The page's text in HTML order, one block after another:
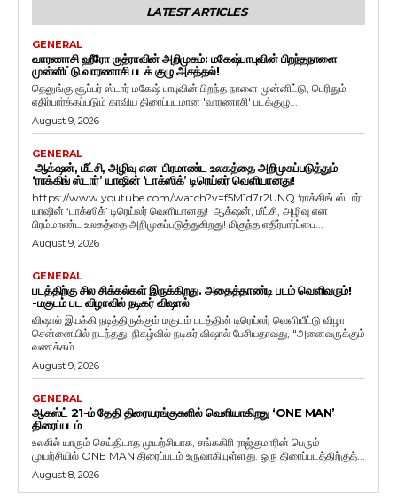
LATEST ARTICLES
GENERAL
வாரணாசி ஹீரோ ருத்ராவின் அறிமுகம்: மகேஷ்பாபுவின் பிறந்தநாளை
முன்னிட்டு வாரணாசி படக் குழு அசத்தல்!
தெலுங்கு சூப்பர் ஸ்டார் மகேஷ் பாபுவின் பிறந்த நாளை முன்னிட்டு, பெரிதும்
எதிர்பார்க்கப்படும் காவிய திரைப்படமான 'வாரணாசி' படக்குழு...
August 9, 2026
GENERAL
ஆக்‌ஷன், மீட்சி, அழிவு என பிரமாண்ட உலகத்தை அறிமுகப்படுத்தும்
‘ராக்கிங் ஸ்டார்’ யாஷின் ‘டாக்ஸிக்’ டிரெய்லர் வெளியானது!
https://www.youtube.com/watch?v=f5M1d7r2UNQ ‘ராக்கிங் ஸ்டார்’
யாஷின் ‘டாக்ஸிக்’ டிரெய்லர் வெளியானது! ஆக்‌ஷன், மீட்சி, அழிவு என
பிரம்மாண்ட உலகத்தை அறிமுகப்படுத்துகிறது! மிகுந்த எதிர்பார்ப்பை...
August 9, 2026
GENERAL
படத்திற்கு சில சிக்கல்கள் இருக்கிறது. அதைத்தாண்டி படம் வெளிவரும்!
-மகுடம் பட விழாவில் நடிகர் விஷால்
விஷால் இயக்கி நடித்திருக்கும் மகுடம் படத்தின் டிரெய்லர் வெளியீட்டு விழா
சென்னையில் நடந்தது. நிகழ்வில் நடிகர் விஷால் பேசியதாவது, "அனைவருக்கும்
வணக்கம்....
August 9, 2026
GENERAL
ஆகஸ்ட் 21-ம் தேதி திரையரங்குகளில் வெளியாகிறது ‘ONE MAN’
திரைப்படம்
உலகில் யாரும் செய்திடாத முயற்சியாக, சங்ககிரி ராஜ்குமாரின் பெரும்
முயற்சியில் ONE MAN திரைப்படம் உருவாகியுள்ளது. ஒரு திரைப்படத்திற்குத்...
August 8, 2026